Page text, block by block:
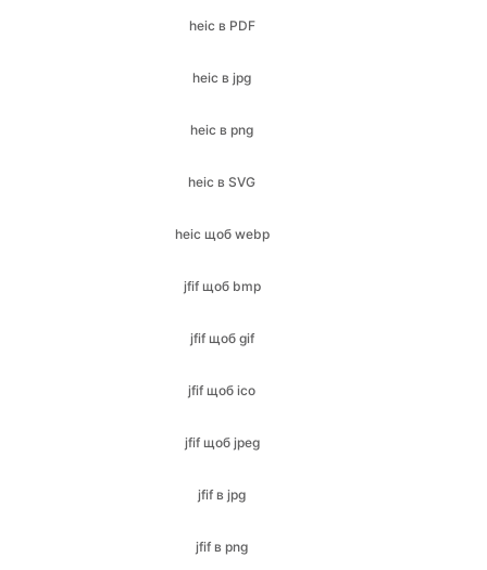
heic в PDF
heic в jpg
heic в png
heic в SVG
heic щоб webp
jfif щоб bmp
jfif щоб gif
jfif щоб ico
jfif щоб jpeg
jfif в jpg
jfif в png